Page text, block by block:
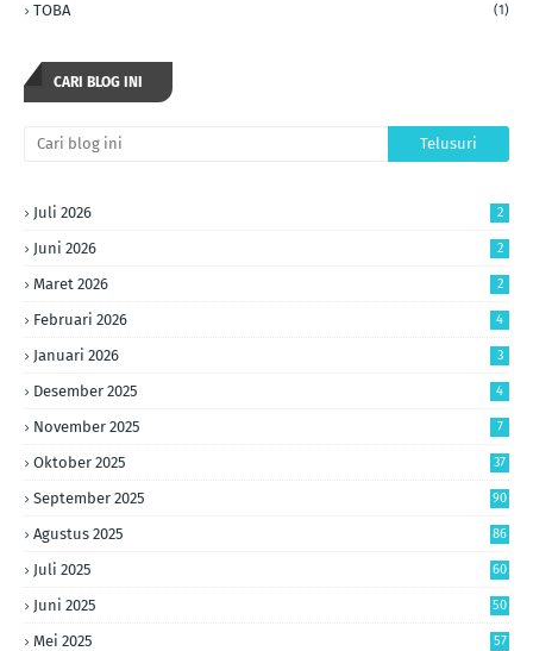
TOBA (1)
CARI BLOG INI
Juli 2026 2
Juni 2026 2
Maret 2026 2
Februari 2026 4
Januari 2026 3
Desember 2025 4
November 2025 7
Oktober 2025 37
September 2025 90
Agustus 2025 86
Juli 2025 60
Juni 2025 50
Mei 2025 57